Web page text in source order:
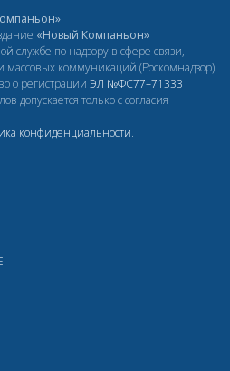
«Новый Компаньон»
службе по надзору в сфере связи,
коммуникаций (Роскомнадзор)
о регистрации ЭЛ №ФС77–71333
допускается только с согласия
конфиденциальности.